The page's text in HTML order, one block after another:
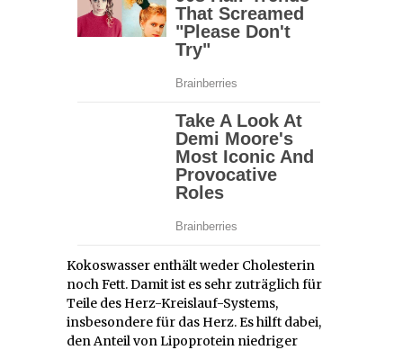
Kokoswasser enthält weder Cholesterin
noch Fett. Damit ist es sehr zuträglich für
Teile des Herz-Kreislauf-Systems,
insbesondere für das Herz. Es hilft dabei,
den Anteil von Lipoprotein niedriger